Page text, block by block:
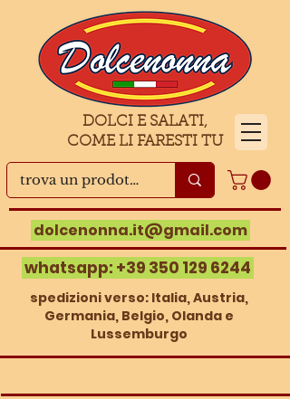
DOLCI E SALATI,
COME LI FARESTI TU
whatsapp: +39 350 129 6244
dolcenonna.it@gmail.com
spedizioni verso: Italia, Austria,
Germania, Belgio, Olanda e
Lussemburgo